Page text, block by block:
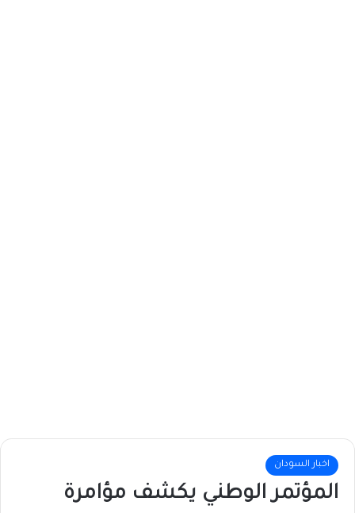
اخبار السودان
المؤتمر الوطني يكشف مؤامرة